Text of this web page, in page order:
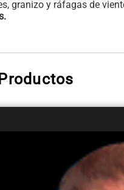
granizo y ráfagas de